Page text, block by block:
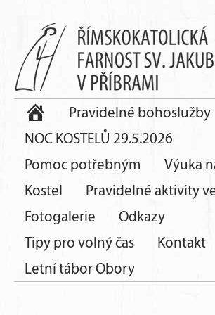
Pravidelné bohoslužby
NOC KOSTELŮ 29.5.2026
Pomoc potřebným
Výuka
Kostel
Pravidelné aktivity
Fotogalerie
Odkazy
Tipy pro volný čas
Kontakt
Letní tábor Obory